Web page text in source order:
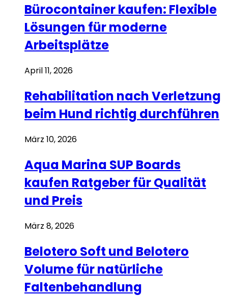
Bürocontainer kaufen: Flexible
Lösungen für moderne
Arbeitsplätze
April 11, 2026
Rehabilitation nach Verletzung
beim Hund richtig durchführen
März 10, 2026
Aqua Marina SUP Boards
kaufen Ratgeber für Qualität
und Preis
März 8, 2026
Belotero Soft und Belotero
Volume für natürliche
Faltenbehandlung